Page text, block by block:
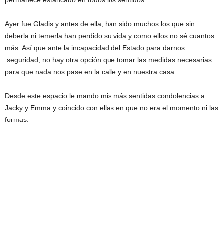
Ayer fue Gladis y antes de ella, han sido muchos los que sin
deberla ni temerla han perdido su vida y como ellos no sé cuantos
más. Así que ante la incapacidad del Estado para darnos
seguridad, no hay otra opción que tomar las medidas necesarias
para que nada nos pase en la calle y en nuestra casa.
Desde este espacio le mando mis más sentidas condolencias a
Jacky y Emma y coincido con ellas en que no era el momento ni las
formas.